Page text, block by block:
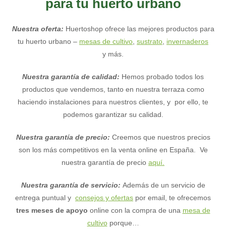
para tu huerto urbano
Nuestra oferta: Huertoshop ofrece las mejores productos para
tu huerto urbano – mesas de cultivo sustrato invernaderos
y más.
Nuestra garantía de calidad: Hemos probado todos los
productos que vendemos, tanto en nuestra terraza como
haciendo instalaciones para nuestros clientes, y por ello, te
podemos garantizar su calidad.
Nuestra garantía de precio: Creemos que nuestros precios
son los más competitivos en la venta online en España. Ve
nuestra garantía de precio aquí.
Nuestra garantía de servicio: Además de un servicio de
entrega puntual y consejos y ofertas por email, te ofrecemos
tres meses de apoyo online con la compra de una mesa de
cultivoporque…